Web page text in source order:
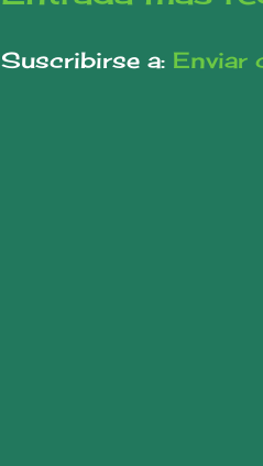
Suscribirse a: Enviar